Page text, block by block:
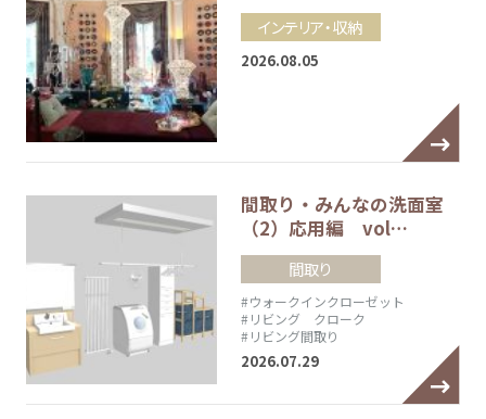
インテリア・収納
2026.08.05
間取り・みんなの洗面室
（2）応用編 vol…
間取り
#ウォークインクローゼット
#リビング クローク
#リビング間取り
2026.07.29